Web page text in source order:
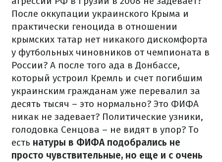
После оккупации украинского Крыма и
практически геноцида в отношении
крымских татар нет никакого дискомфорта
у футбольных чиновников от чемпионата в
России? А после того ада в Донбассе,
который устроил Кремль и счет погибшим
украинским гражданам уже перевалил за
десять тысяч – это нормально? Это ФИФА
никак не задевает? Политические узники,
голодовка Сенцова – не видят в упор? То
есть натуры в ФИФА подобрались не
просто чувствительные, но еще и с очень